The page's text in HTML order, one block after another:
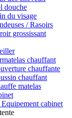
douche
du visage
/ Rasoirs
grossissant
chauffant
chauffante
chauffant
matelas
cabinet